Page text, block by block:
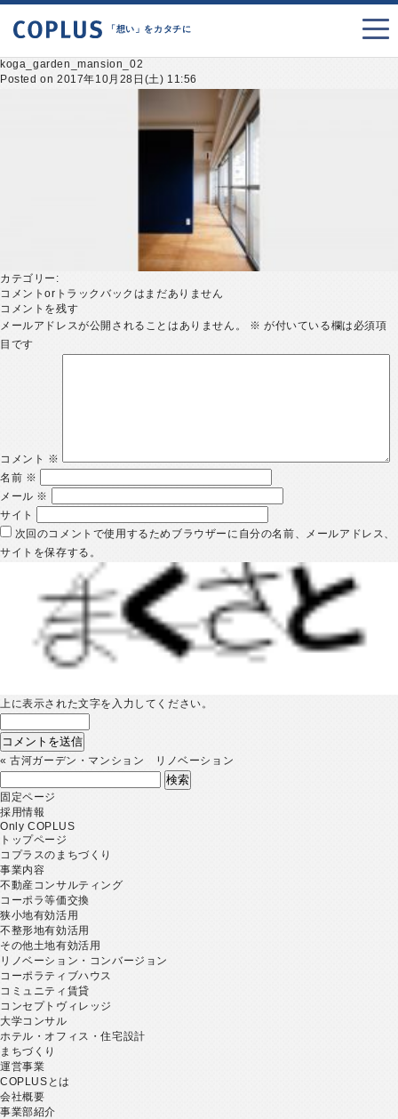
「想い」をカタチに
koga_garden_mansion_02
Posted on 2017年10月28日(土) 11:56
カテゴリー:
コメントorトラックバックはまだありません
コメントを残す
メールアドレスが公開されることはありません。
※ が付いている欄は必須項
目です
コメント ※
名前 ※
メール ※
サイト
次回のコメントで使用するためブラウザーに自分の名前、メールアドレス、
サイトを保存する。
上に表示された文字を入力してください。
«古河ガーデン・マンション リノベーション
索:
固定ページ
採用情報
Only COPLUS
トップページ
コプラスのまちづくり
事業内容
不動産コンサルティング
コーポラ等価交換
狭小地有効活用
不整形地有効活用
その他土地有効活用
リノベーション・コンバージョン
コーポラティブハウス
コミュニティ賃貸
コンセプトヴィレッジ
大学コンサル
ホテル・オフィス・住宅設計
まちづくり
運営事業
COPLUSとは
会社概要
事業部紹介